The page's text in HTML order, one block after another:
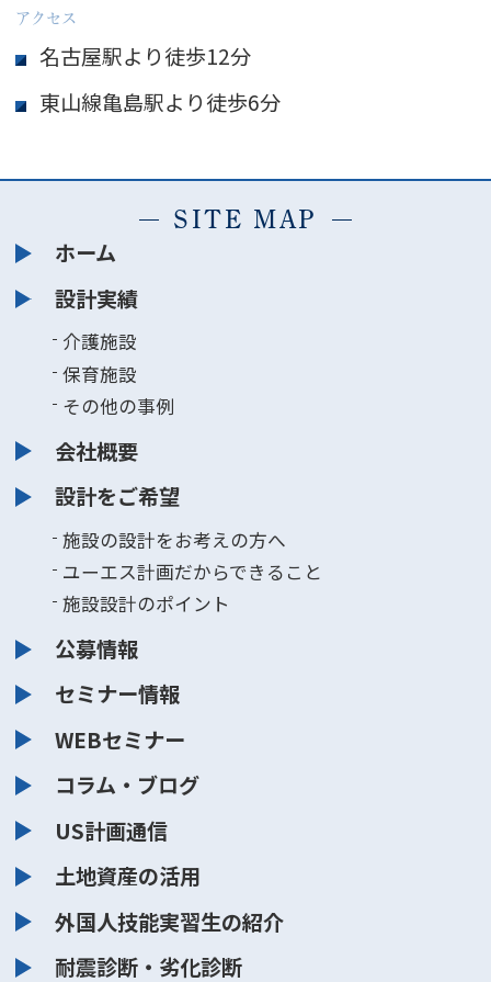
アクセス
名古屋駅より徒歩12分
東山線亀島駅より徒歩6分
SITE MAP
ホーム
設計実績
介護施設
保育施設
その他の事例
会社概要
設計をご希望
施設の設計をお考えの方へ
ユーエス計画だからできること
施設設計のポイント
公募情報
セミナー情報
WEBセミナー
コラム・ブログ
US計画通信
土地資産の活用
外国人技能実習生の紹介
耐震診断・劣化診断